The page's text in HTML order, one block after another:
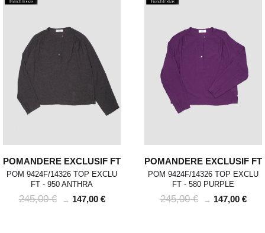
POMANDERE EXCLUSIF FT
POM 9424F/14326 TOP EXCLU
FT - 950 ANTHRA
245,00 € → 147,00 €
POMANDERE EXCLUSIF FT
POM 9424F/14326 TOP EXCLU
FT - 580 PURPLE
245,00 € → 147,00 €